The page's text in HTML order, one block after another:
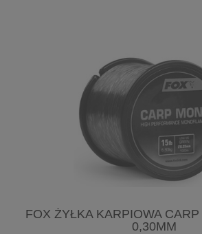
FOX ŻYŁKA KARPIOWA
0,30MM